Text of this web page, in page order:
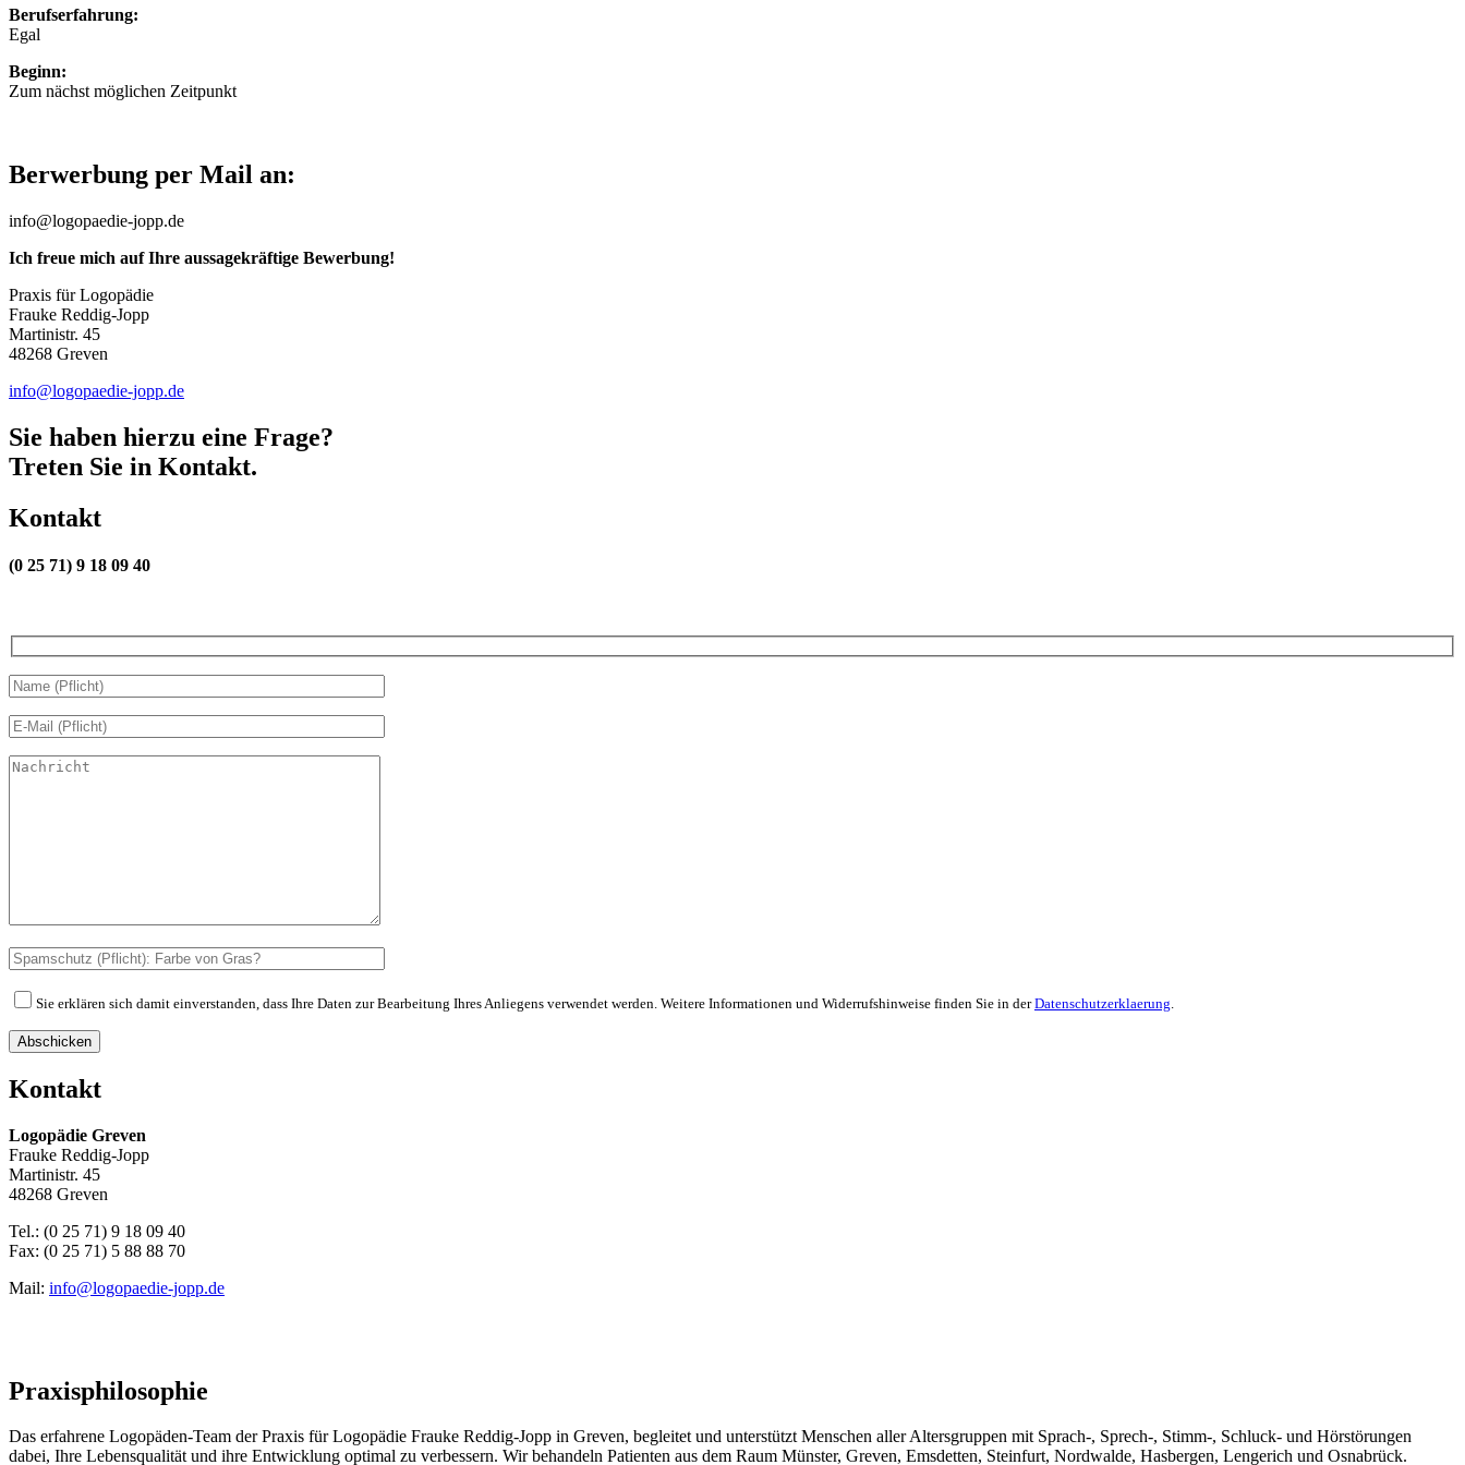
Berufserfahrung:
Egal
Beginn:
Zum nächst möglichen Zeitpunkt
Berwerbung per Mail an:
info@logopaedie-jopp.de
Ich freue mich auf Ihre aussagekräftige Bewerbung!
Praxis für Logopädie
Frauke Reddig-Jopp
Martinistr. 45
48268 Greven
info@logopaedie-jopp.de
Sie haben hierzu eine Frage?
Treten Sie in Kontakt.
Kontakt
(0 25 71) 9 18 09 40
Sie erklären sich damit einverstanden, dass Ihre Daten zur Bearbeitung Ihres Anliegens verwendet werden. Weitere Informationen und Widerrufshinweise finden Sie in derDatenschutzerklaerung
Abschicken
Kontakt
Logopädie Greven
Frauke Reddig-Jopp
Martinistr. 45
48268 Greven
Tel.: (0 25 71) 9 18 09 40
Fax: (0 25 71) 5 88 88 70
Mail: info@logopaedie-jopp.de
Praxisphilosophie
Das erfahrene Logopäden-Team der Praxis für Logopädie Frauke Reddig-Jopp in Greven, begleitet und unterstützt Menschen aller Altersgruppen mit Sprach-, Sprech-, Stimm-, Schluck- und Hörstörungen
dabei, Ihre Lebensqualität und ihre Entwicklung optimal zu verbessern. Wir behandeln Patienten aus dem Raum Münster, Greven, Emsdetten, Steinfurt, Nordwalde, Hasbergen, Lengerich und Osnabrück.